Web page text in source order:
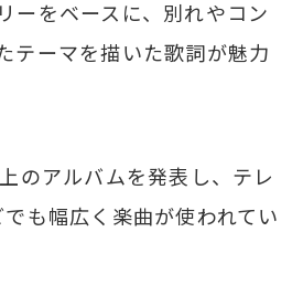
ーをベースに、別れやコン
テーマを描いた歌詞が魅力
のアルバムを発表し、テレ
も幅広く楽曲が使われてい